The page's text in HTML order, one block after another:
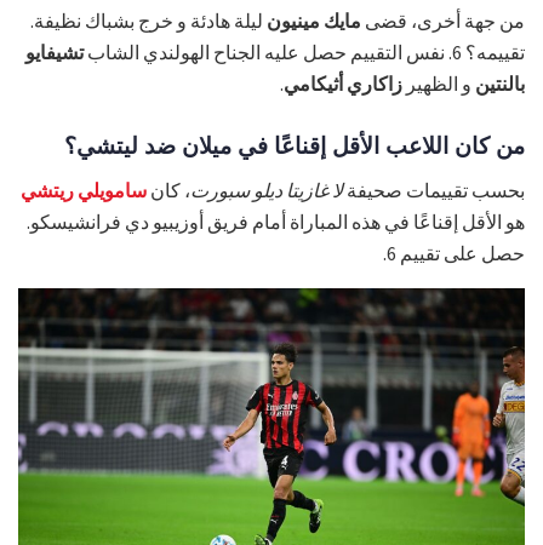
من جهة أخرى، قضى مايك مينيون ليلة هادئة و خرج بشباك نظيفة.
تقييمه؟ 6. نفس التقييم حصل عليه الجناح الهولندي الشاب
تشيفايو
بالنتين و الظهير زاكاري أثيكامي.
من كان اللاعب الأقل إقناعًا في ميلان ضد ليتشي؟
بحسب تقييمات صحيفةلا غازيتا ديلو سبورت، كان سامويلي ريتشي
هو الأقل إقناعًا في هذه المباراة أمام فريق أوزيبيو دي فرانشيسكو.
حصل على تقييم 6.